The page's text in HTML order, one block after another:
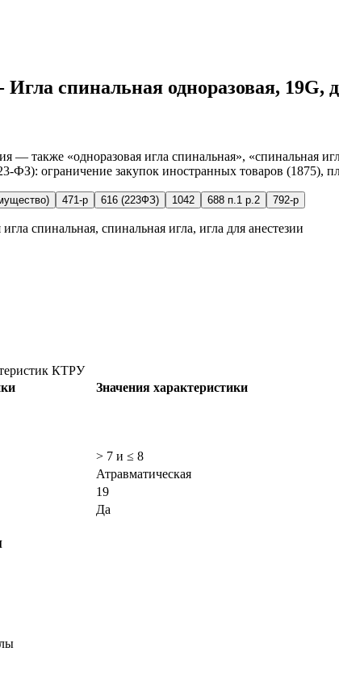
спинальная одноразовая, 19G,
— также «одноразовая игла спинальная»,
ФЗ): ограничение закупок иностранных товаров (1875),
471-р 616 (223ФЗ) 1042 688 п.1 р.2 792-р
спинальная, спинальная игла, игла для анестезии
КТРУ
Значения характеристики
> 7 и ≤ 8
Атравматическая
19
Да